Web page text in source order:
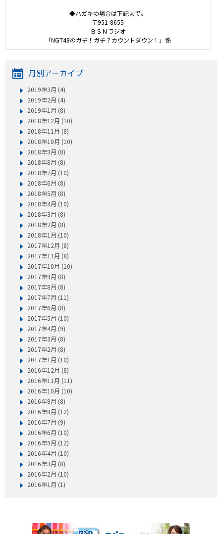
◆ハガキの場合は下記まで。
〒951-8655
ＢＳＮラジオ
「NGT48のガチ！ガチ？カウントダウン！」係
月別アーカイブ
2019年3月 (4)
2019年2月 (4)
2019年1月 (8)
2018年12月 (10)
2018年11月 (8)
2018年10月 (10)
2018年9月 (8)
2018年8月 (8)
2018年7月 (10)
2018年6月 (8)
2018年5月 (8)
2018年4月 (10)
2018年3月 (8)
2018年2月 (8)
2018年1月 (10)
2017年12月 (8)
2017年11月 (8)
2017年10月 (10)
2017年9月 (8)
2017年8月 (8)
2017年7月 (11)
2017年6月 (8)
2017年5月 (10)
2017年4月 (9)
2017年3月 (8)
2017年2月 (8)
2017年1月 (10)
2016年12月 (8)
2016年11月 (11)
2016年10月 (10)
2016年9月 (8)
2016年8月 (12)
2016年7月 (9)
2016年6月 (10)
2016年5月 (12)
2016年4月 (10)
2016年3月 (8)
2016年2月 (10)
2016年1月 (1)